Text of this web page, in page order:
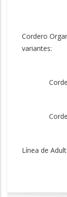
Cordero
variantes:
Línea de